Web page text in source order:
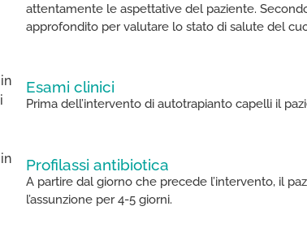
attentamente le aspettative del paziente.
approfondito per valutare lo stato di salute del
Esami clinici
Prima dell’intervento di autotrapianto capelli il
Profilassi antibiotica​
A partire dal giorno che precede l’intervento, il
l’assunzione per 4-5 giorni.